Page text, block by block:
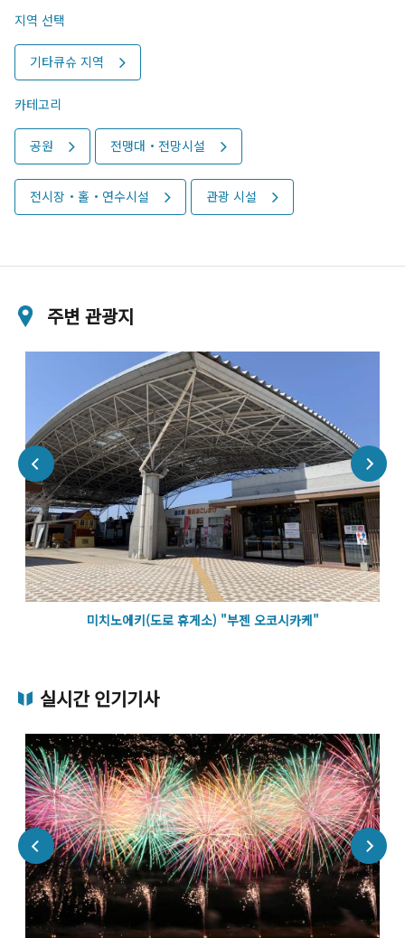
지역 선택
기타큐슈 지역
카테고리
공원 전맹대・전망시설
전시장・홀・연수시설 관광 시설
주변 관광지
미치노에키(도로 휴게소) "부젠 오코시카케"
실시간 인기기사